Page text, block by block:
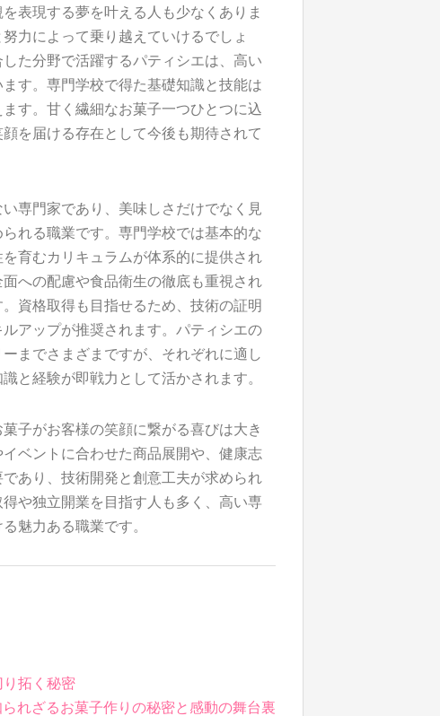
表現する夢を叶える人も少なくありま
力によって乗り越えていけるでしょ
た分野で活躍するパティシエは、高い
す。専門学校で得た基礎知識と技能は
す。甘く繊細なお菓子一つひとつに込
を届ける存在として今後も期待されて
専門家であり、美味しさだけでなく見
れる職業です。専門学校では基本的な
育むカリキュラムが体系的に提供され
への配慮や食品衛生の徹底も重視され
資格取得も目指せるため、技術の証明
アップが推奨されます。パティシエの
までさまざまですが、それぞれに適し
と経験が即戦力として活かされます。
子がお客様の笑顔に繋がる喜びは大き
ベントに合わせた商品展開や、健康志
あり、技術開発と創意工夫が求められ
や独立開業を目指す人も多く、高い専
魅力ある職業です。
拓く秘密
れざるお菓子作りの秘密と感動の舞台裏